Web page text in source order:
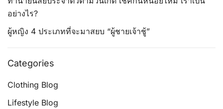
อย่างไร?
ผู้หญิง 4 ประเภทที่จะมาสยบ “ผู้ชายเจ้าชู้”
Categories
Clothing Blog
Lifestyle Blog